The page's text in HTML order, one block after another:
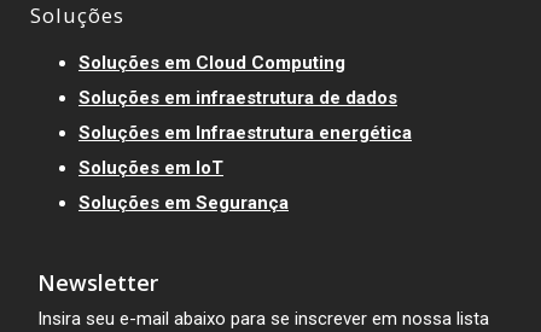
Soluções
Soluções em Cloud Computing
Soluções em infraestrutura de dados
Soluções em Infraestrutura energética
Soluções em IoT
Soluções em Segurança
Newsletter
Insira seu e-mail abaixo para se inscrever em nossa lista